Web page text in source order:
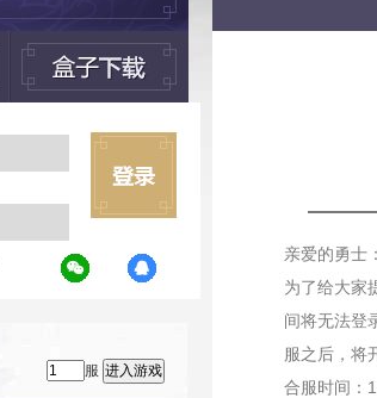
服
亲爱的勇士：
为了给大家
间将无法登
服之后，将
合服时间：